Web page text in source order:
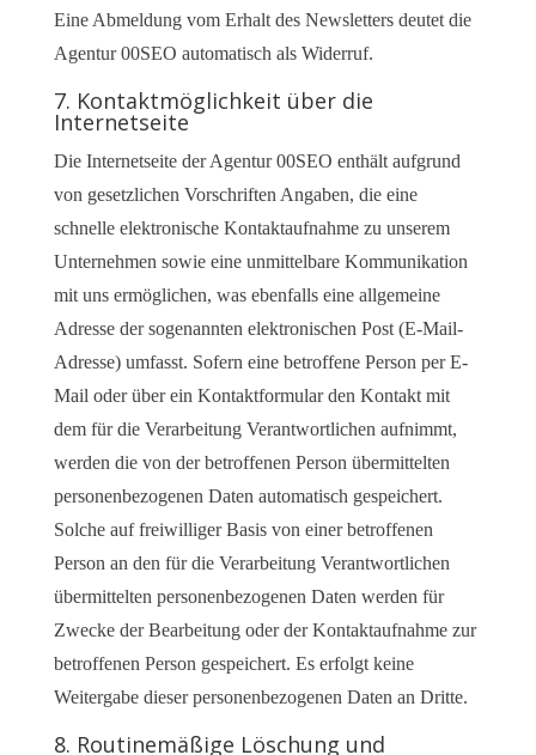
Eine Abmeldung vom Erhalt des Newsletters deutet die
Agentur 00SEO automatisch als Widerruf.
7. Kontaktmöglichkeit über die
Internetseite
Die Internetseite der Agentur 00SEO enthält aufgrund
von gesetzlichen Vorschriften Angaben, die eine
schnelle elektronische Kontaktaufnahme zu unserem
Unternehmen sowie eine unmittelbare Kommunikation
mit uns ermöglichen, was ebenfalls eine allgemeine
Adresse der sogenannten elektronischen Post (E-Mail-
Adresse) umfasst. Sofern eine betroffene Person per E-
Mail oder über ein Kontaktformular den Kontakt mit
dem für die Verarbeitung Verantwortlichen aufnimmt,
werden die von der betroffenen Person übermittelten
personenbezogenen Daten automatisch gespeichert.
Solche auf freiwilliger Basis von einer betroffenen
Person an den für die Verarbeitung Verantwortlichen
übermittelten personenbezogenen Daten werden für
Zwecke der Bearbeitung oder der Kontaktaufnahme zur
betroffenen Person gespeichert. Es erfolgt keine
Weitergabe dieser personenbezogenen Daten an Dritte.
8. Routinemäßige Löschung und